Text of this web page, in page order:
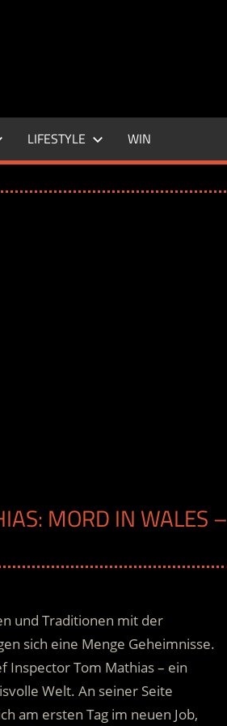
LIFESTYLE WIN
MORD IN WALES –
und Traditionen mit der
sich eine Menge Geheimnisse.
Inspector Tom Mathias – ein
Welt. An seiner Seite
am ersten Tag im neuen Job,